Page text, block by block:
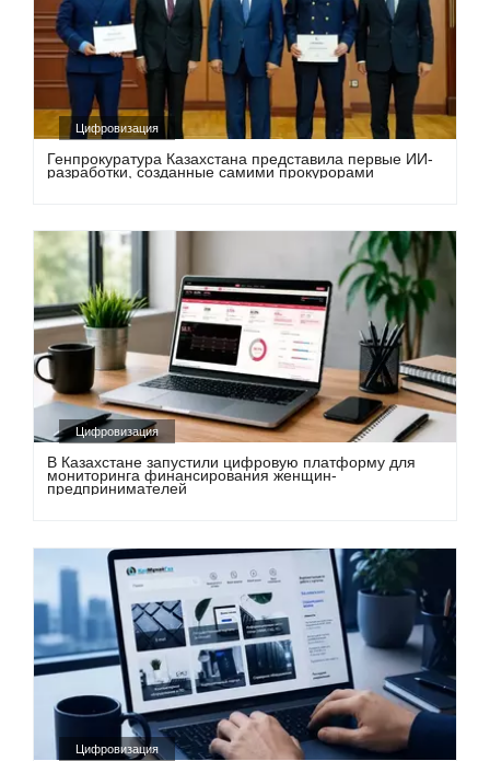
Цифровизация
Генпрокуратура Казахстана представила первые ИИ-
разработки, созданные самими прокурорами
Цифровизация
В Казахстане запустили цифровую платформу для
мониторинга финансирования женщин-
предпринимателей
Цифровизация